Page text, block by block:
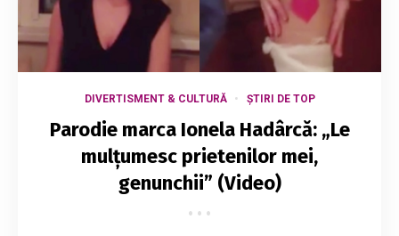
DIVERTISMENT & CULTURĂ ȘTIRI DE TOP
Parodie marca Ionela Hadârcă: „Le
mulțumesc prietenilor mei,
genunchii” (Video)